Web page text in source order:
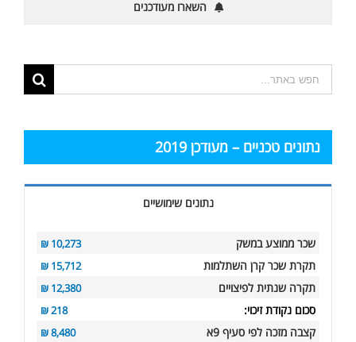
השארו מעודכנים
תוצאות
החיפוש
נתונים טכניים – מעודכן 2019
נתונים שימושיים
שכר ממוצע במשק 10,273 ₪
תקרת שכר קרן השתלמות 15,712 ₪
תקרה שנתית לפיצויים 12,380 ₪
סכום נקודת זיכוי: 218 ₪
קצבה מזכה לפי סעיף 9א 8,480 ₪